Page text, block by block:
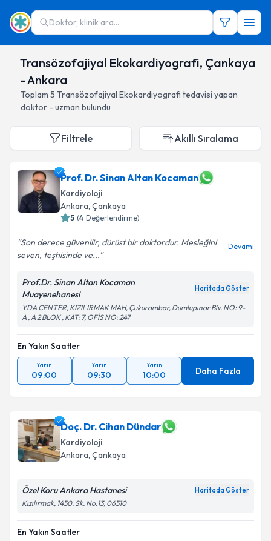
Doktor, klinik ara...
Transözofajiyal Ekokardiyografi, Çankaya
- Ankara
Toplam 5 Transözofajiyal Ekokardiyografi tedavisi yapan
doktor - uzman bulundu
Filtrele Akıllı Sıralama
Prof. Dr. Sinan Altan Kocaman
Kardiyoloji
Ankara, Çankaya
5 (4 Değerlendirme)
Son derece güvenilir, dürüst bir doktordur. Mesleğini
seven, teşhisinde ve...
Devamı
Prof.Dr. Sinan Altan Kocaman
Muayenehanesi
Haritada Göster
YDA CENTER, KIZILIRMAK MAH, Çukurambar, Dumlupınar Blv. NO: 9-
A , A 2 BLOK , KAT: 7, OFİS NO: 247
En Yakın Saatler
Yarın
09:00
Yarın
09:30
Yarın
10:00 Daha Fazla
Doç. Dr. Cihan Dündar
Kardiyoloji
Ankara, Çankaya
Özel Koru Ankara Hastanesi Haritada Göster
Kızılırmak, 1450. Sk. No:13, 06510
En Yakın Saatler